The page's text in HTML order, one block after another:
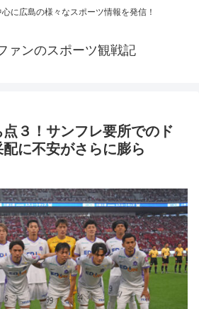
に広島の様々なスポーツ情報を発信！
ァンのスポーツ観戦記
３！サンフレ要所でのド
に不安がさらに膨ら